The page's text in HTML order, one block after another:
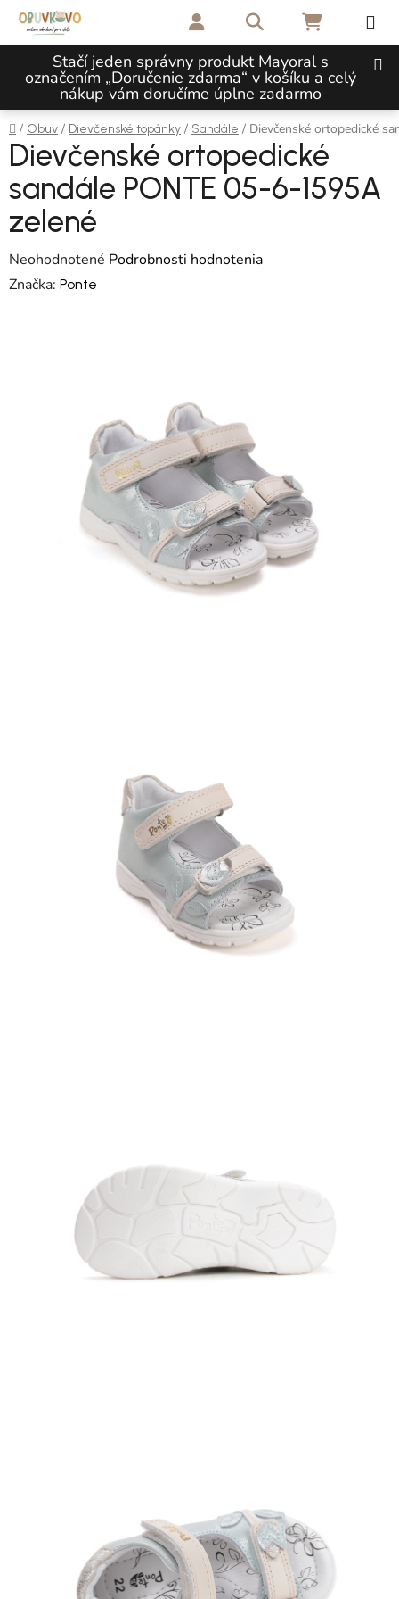
Prejsť na obsah
Stačí jeden správny produkt Mayoral s
označením „Doručenie zdarma“ v košíku a celý
nákup vám doručíme úplne zadarmo
Hľadať NÁKUPNÝ
Domov
/ Obuv / Dievčenské topánky / Sandále / Dievčenské ortopedické
Dievčenské ortopedické
sandále PONTE 05-6-1595A
zelené
Priemerné hodnotenie produktu je 0,0 z 5 hviezdičiek.
Neohodnotené Podrobnosti hodnotenia
Značka: Ponte